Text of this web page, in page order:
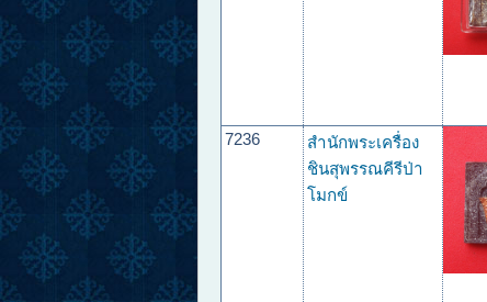
7236
สำนักพระเครื่อง
ชินสุพรรณคีรีป่า
โมกข์